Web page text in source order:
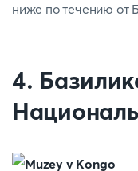
ниже по течению от
4.